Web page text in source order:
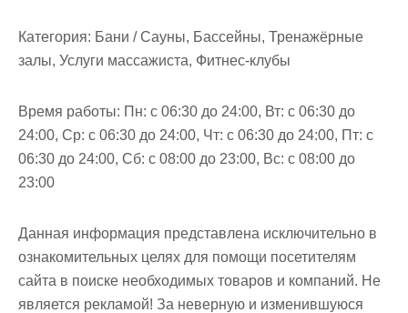
Категория: Бани / Сауны, Бассейны, Тренажёрные
залы, Услуги массажиста, Фитнес-клубы
Время работы: Пн: с 06:30 до 24:00, Вт: с 06:30 до
24:00, Ср: с 06:30 до 24:00, Чт: с 06:30 до 24:00, Пт: с
06:30 до 24:00, Сб: с 08:00 до 23:00, Вс: с 08:00 до
23:00
Данная информация представлена исключительно в
ознакомительных целях для помощи посетителям
сайта в поиске необходимых товаров и компаний. Не
является рекламой! За неверную и изменившуюся